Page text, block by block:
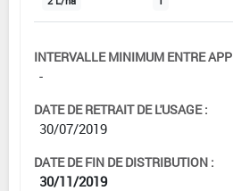
INTERVALLE MINIMUM ENTRE
-
DATE DE RETRAIT DE L'USAGE :
30/07/2019
DATE DE FIN DE DISTRIBUTION :
30/11/2019